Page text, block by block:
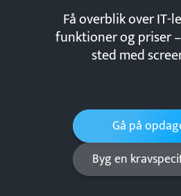
Få overblik over IT-
funktioner og priser
sted med
Gå på
Byg en